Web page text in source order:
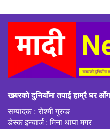
खबरको दुनियाँमा तपाई हाम्रै घर
सम्पादक : रोश्मी गुरुङ
डेस्क इन्चार्ज : मिना थापा मगर